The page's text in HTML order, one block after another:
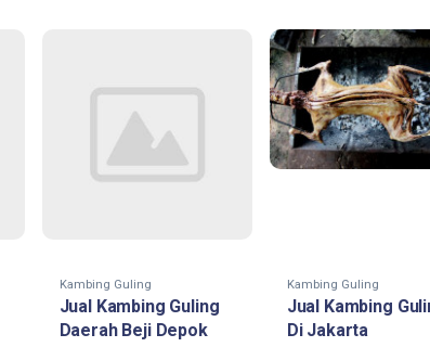
Kambing Guling
Jual Kambing Guling
Daerah Beji Depok
Kambing Guling
Jual Kambing
Di Jakarta